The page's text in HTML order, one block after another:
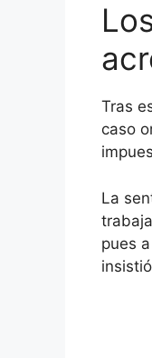
Tras
caso
La
pues